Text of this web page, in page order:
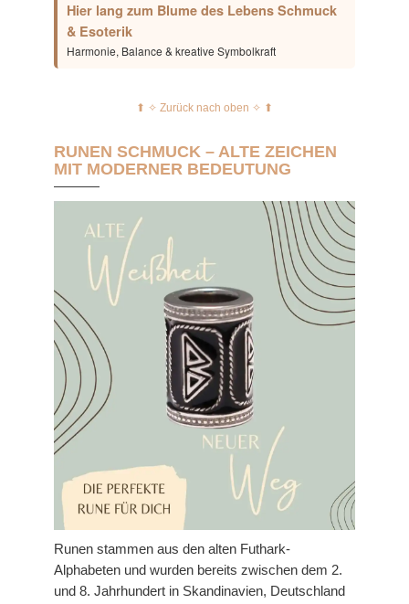
Hier lang zum Blume des Lebens Schmuck
& Esoterik
Harmonie, Balance & kreative Symbolkraft
⬆︎ ✧ Zurück nach oben ✧ ⬆︎
RUNEN SCHMUCK – ALTE ZEICHEN
MIT MODERNER BEDEUTUNG
Runen stammen aus den alten Futhark-
Alphabeten und wurden bereits zwischen dem 2.
und 8. Jahrhundert in Skandinavien, Deutschland